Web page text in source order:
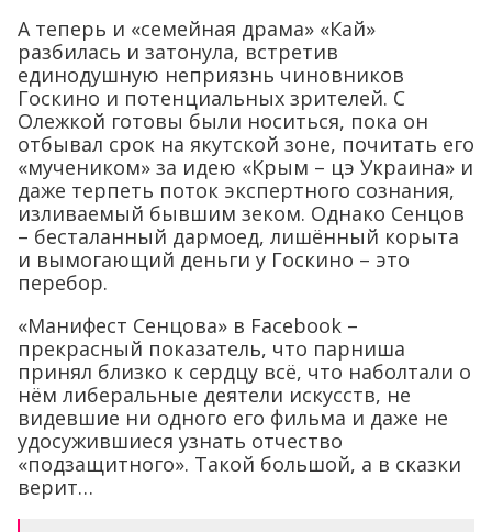
А теперь и «семейная драма» «Кай»
разбилась и затонула, встретив
единодушную неприязнь чиновников
Госкино и потенциальных зрителей. С
Олежкой готовы были носиться, пока он
отбывал срок на якутской зоне, почитать его
«мучеником» за идею «Крым – цэ Украина» и
даже терпеть поток экспертного сознания,
изливаемый бывшим зеком. Однако Сенцов
– бесталанный дармоед, лишённый корыта
и вымогающий деньги у Госкино – это
перебор.
«Манифест Сенцова» в Facebook –
прекрасный показатель, что парниша
принял близко к сердцу всё, что наболтали о
нём либеральные деятели искусств, не
видевшие ни одного его фильма и даже не
удосужившиеся узнать отчество
«подзащитного». Такой большой, а в сказки
верит…